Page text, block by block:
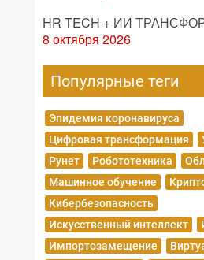
HR TECH + ИИ
8 октября 2026
Популярные теги
Эпидемия коронавируса
Цифровая трансформация
Рунет
Робототехника
Машинное обучение
Кибербезопасность
Искусственный интеллект
Импортозамещение